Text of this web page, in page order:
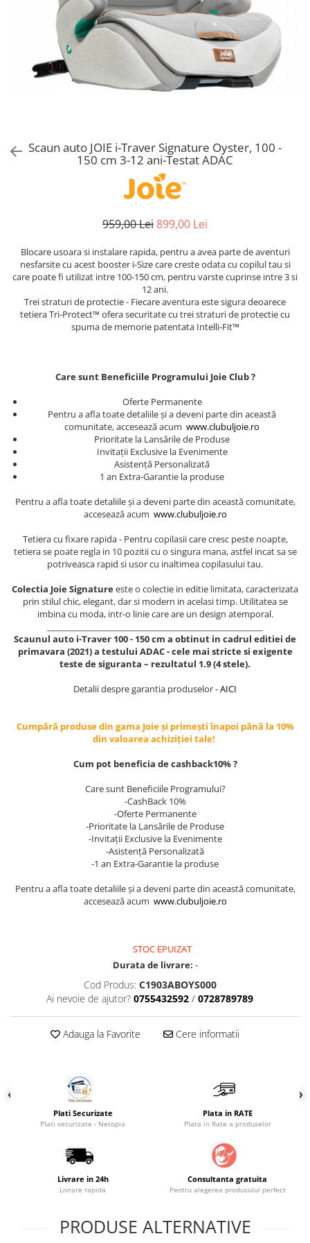
Baldachine
Bumpere si aparatori pat
Carusele si lampi de veghe
Comode
Fotolii alaptat
Fotolii si scaune copii
Balansoare bebelusi
Leagane electrice
Learning tower
Lenjerii de pat
Mese de infasat
Saltele masa de infasat
Piscine cu bile
Pompe de san
Saltele patut
Protectie saltea patut
Saltele 140x70 cm
Saltele120x60 cm
Saltelute de activitati
Tablite magetice si accesorii
Umidificatore
Genti plimbare/scutece
Rucsac transport copii
Accesorii scaune auto
Carucioare Reversibile
Huse scaune auto
Scaune rotative
Jucarii de dentitie
Jucarii Smart
Jucării de plus
Masinute
Cosmetice naturale
Halate si Prosoape
Ingrijire bebelusi
Jucarii de baie
Incaltaminte
Saci de dormit
Scutece premium
Scaun auto JOIE i-Traver Signature Oyster, 100 -
150 cm 3-12 ani-Testat ADAC
959,00 Lei899,00 Lei
Blocare usoara si instalare rapida, pentru a avea parte de aventuri
nesfarsite cu acest booster i-Size care creste odata cu copilul tau si
care poate fi utilizat intre 100-150 cm, pentru varste cuprinse intre 3 si
12 ani.
Trei straturi de protectie - Fiecare aventura este sigura deoarece
tetiera Tri-Protect™ ofera securitate cu trei straturi de protectie cu
spuma de memorie patentata Intelli-Fit™
Care sunt Beneficiile Programului Joie Club ?
Oferte Permanente
Pentru a afla toate detaliile și a deveni parte din această
comunitate, accesează acum www.clubuljoie.ro
Prioritate la Lansările de Produse
Invitații Exclusive la Evenimente
Asistență Personalizată
1 an Extra-Garantie la produse
Pentru a afla toate detaliile și a deveni parte din această comunitate,
accesează acum www.clubuljoie.ro
Tetiera cu fixare rapida - Pentru copilasii care cresc peste noapte,
tetiera se poate regla in 10 pozitii cu o singura mana, astfel incat sa se
potriveasca rapid si usor cu inaltimea copilasului tau.
Colectia Joie Signatureeste o colectie in editie limitata, caracterizata
prin stilul chic, elegant, dar si modern in acelasi timp. Utilitatea se
imbina cu moda, intr-o linie care are un design atemporal.
Scaunul auto i-Traver 100 - 150 cm a obtinut in cadrul editiei de
primavara (2021) a testului ADAC - cele mai stricte si exigente
teste de siguranta – rezultatul 1.9 (4 stele).
Detalii despre garantia produselor -AICI
Cumpără produse din gama Joie și primești înapoi până la 10%
din valoarea achiziției tale!
Cum pot beneficia de cashback10% ?
Care sunt Beneficiile Programului?
-CashBack 10%
-Oferte Permanente
-Prioritate la Lansările de Produse
-Invitații Exclusive la Evenimente
-Asistență Personalizată
-1 an Extra-Garantie la produse
Pentru a afla toate detaliile și a deveni parte din această comunitate,
accesează acum www.clubuljoie.ro
STOC EPUIZAT
Durata de livrare: -
Cod Produs: C1903ABOYS000
Ai nevoie de ajutor? 0755432592 / 0728789789
Adauga la Favorite Cere informatii
Plati Securizate
Plati securizate - Netopia
Plata in RATE
Plata in Rate a produselor
Livrare in 24h
Livrare rapida
Consultanta gratuita
Pentru alegerea produsului perfect
PRODUSE ALTERNATIVE